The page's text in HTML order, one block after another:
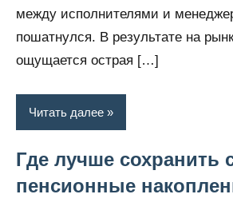
между исполнителями и
пошатнулся. В результате на
ощущается острая […]
Читать далее
Где лучше сохранить
пенсионные